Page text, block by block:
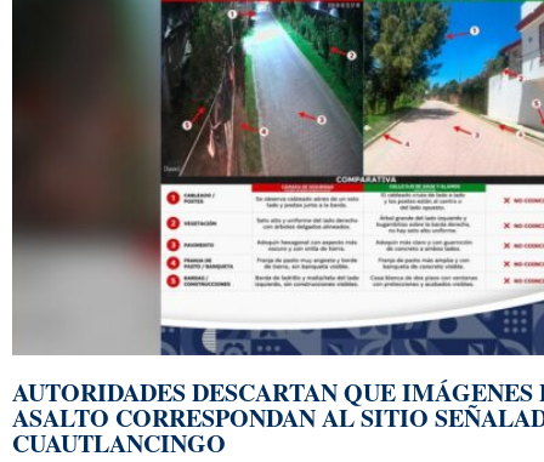
AUTORIDADES DESCARTAN QUE IMÁGENES
ASALTO CORRESPONDAN AL SITIO
CUAUTLANCINGO